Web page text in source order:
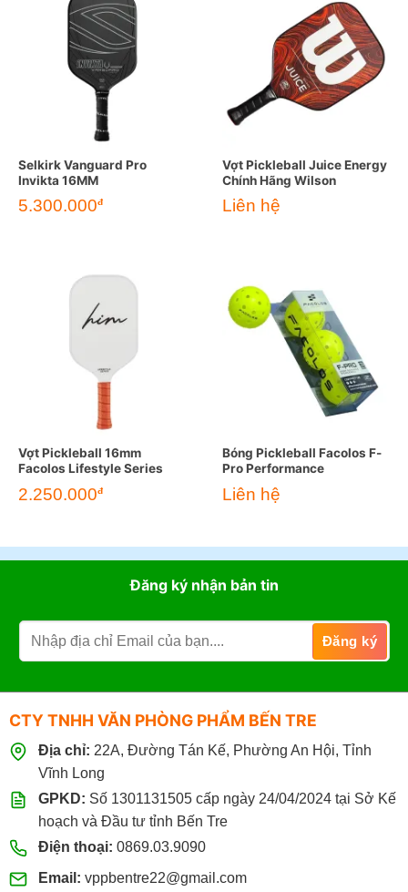
Selkirk Vanguard Pro
Invikta 16MM
5.300.000đ
Vợt Pickleball Juice Energy
Chính Hãng Wilson
Liên hệ
Vợt Pickleball 16mm
Facolos Lifestyle Series
2.250.000đ
Bóng Pickleball Facolos F-
Pro Performance
Liên hệ
Đăng ký nhận bản tin
CTY TNHH VĂN PHÒNG PHẨM BẾN TRE
Địa chỉ: 22A, Đường Tán Kế, Phường An Hội, Tỉnh
Vĩnh Long
GPKD: Số 1301131505 cấp ngày 24/04/2024 tại Sở Kế
hoạch và Đầu tư tỉnh Bến Tre
Điện thoại: 0869.03.9090
Email: vppbentre22@gmail.com